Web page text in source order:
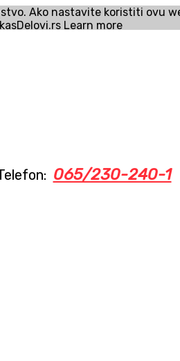
Ako nastavite koristiti ovu
Learn more
065/230-240-1